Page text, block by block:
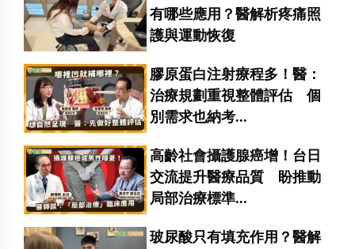
有哪些應用？醫解析疼痛照
護與運動恢復
膠原蛋白注射療程多！醫：
治療規劃重視整體評估 個
別需求也納考...
高齡社會攝護腺癌增！台日
交流提升醫療品質 盼推動
局部治療標準...
玻尿酸只有填充作用？醫解